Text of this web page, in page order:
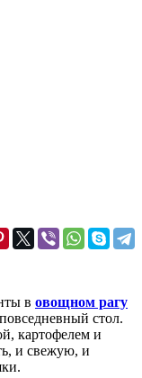
в овощном рагу
стол.
картофелем и
и свежую, и